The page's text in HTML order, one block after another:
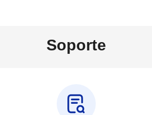
Soporte